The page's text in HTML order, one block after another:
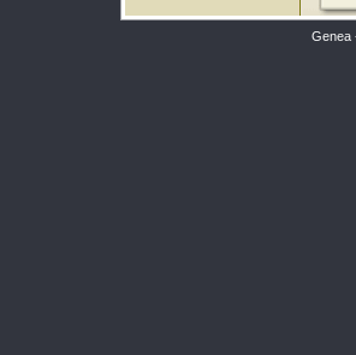
Genea